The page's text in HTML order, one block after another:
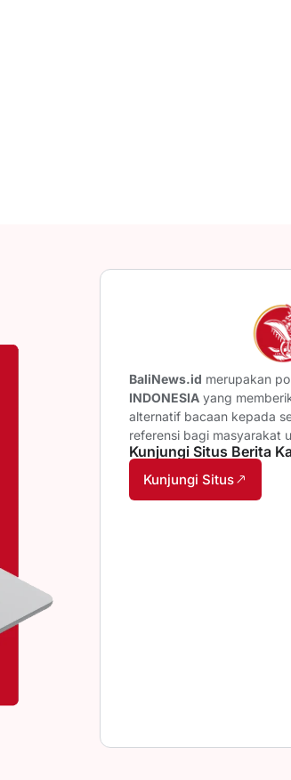
BaliNews.id merupakan
INDONESIA yang
alternatif bacaan kepada
referensi bagi masyarakat
Kunjungi Situs Berita
Kunjungi Situs